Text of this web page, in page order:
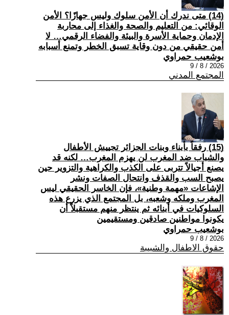
(14) متى ندرك أن الأمن سلوك وليس جهازًا؟ الأمن
الوقائي: من التعليم والصحة والغذاء إلى محاربة
الإدمان وحماية الأسرة والبيئة والفضاء الرقمي… لا
أمن حقيقي من دون وقاية تسبق الخطر وتمنع أسبابه
بوشعيب حمراوي
2026 / 8 / 9
المجتمع المدني
(15) رفقاً بأبناء وبنات الجزائر تجييش الأطفال
والشباب ضد المغرب لن يهزم المغرب… لكنه قد
يصنع أجيالاً تتربى على الكذب والكراهية والتزوير حين
يصبح السب والقذف وانتحال الصفات ونشر
الإشاعات «مهمة وطنية»، فإن الخاسر الحقيقي ليس
المغرب وملكه وشعبه، بل المجتمع الذي يزرع هذه
السلوكيات في أبنائه ثم ينتظر منهم مستقبلاً أن
يكونوا مواطنين صادقين ومستقيمين
بوشعيب حمراوي
2026 / 8 / 9
حقوق الاطفال والشبيبة